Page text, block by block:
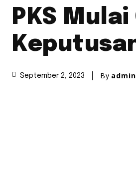
PKS
September 2, 2023 By admin